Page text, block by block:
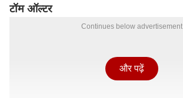
टॉम ऑल्टर
Continues below advertisement
और पढ़ें